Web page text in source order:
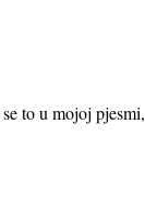
to u mojoj pjesmi,